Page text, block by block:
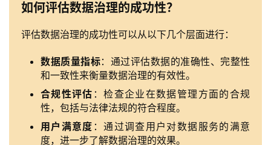
如何评估数据治理的成功性？
评估数据治理的成功性可以从以下几个层面进行：
数据质量指标：通过评估数据的准确性、完整性
和一致性来衡量数据治理的有效性。
合规性评估 ：检查企业在数据管理方面的合规
性，包括与法律法规的符合程度。
用户满意度 ：通过调查用户对数据服务的满意
度，进一步了解数据治理的效果。